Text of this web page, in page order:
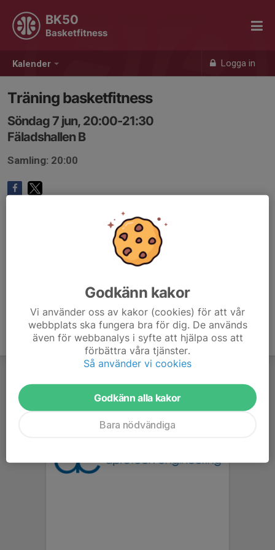
Kalender Logga in
BK50
Basketfitness
Träning basketfitness
Söndag 7 jun, 20:00-21:30
Fäladshallen B
Samling: 20:00
Godkänn kakor
Vi använder oss av kakor (cookies) för att vår
webbplats ska fungera bra för dig. De används
även för webbanalys i syfte att hjälpa oss att
förbättra våra tjänster.
Så använder vi cookies
Godkänn alla kakor
Bara nödvändiga